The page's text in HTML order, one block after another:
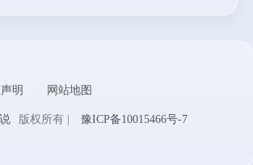
明 网站地图
版权所有 | 豫ICP备10015466号-7